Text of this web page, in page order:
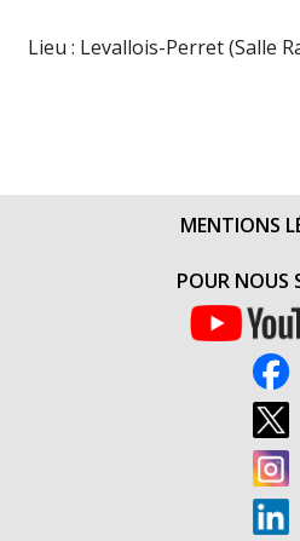
Lieu : Levallois-Perret (Salle
MENTIONS
POUR NOUS